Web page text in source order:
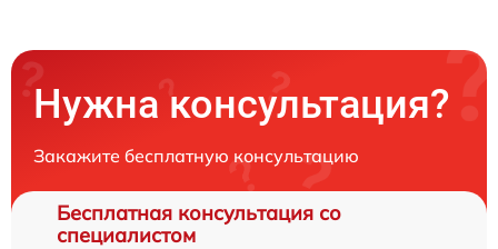
Нужна консультация?
Закажите бесплатную консультацию
Бесплатная консультация со
специалистом